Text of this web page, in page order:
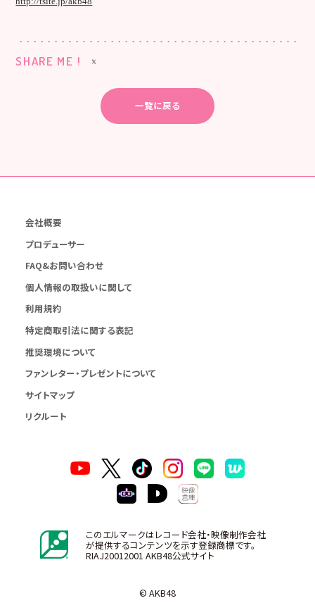
SHARE ME !
一覧に戻る
会社概要
プロデューサー
FAQ&お問い合わせ
個人情報の取扱いに関して
利用規約
特定商取引法に関する表記
推奨環境について
ファンレター・プレゼントについて
サイトマップ
リクルート
このエルマークはレコード会社・映像制作会社
が提供するコンテンツを示す登録商標です。
RIAJ20012001 AKB48公式サイト
© AKB48